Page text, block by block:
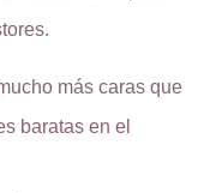
más caras que
baratas en el